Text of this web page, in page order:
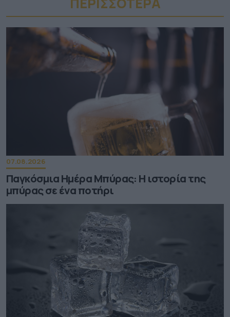
07.08.2026
Παγκόσμια Ημέρα Μπύρας: Η ιστορία της
μπύρας σε ένα ποτήρι